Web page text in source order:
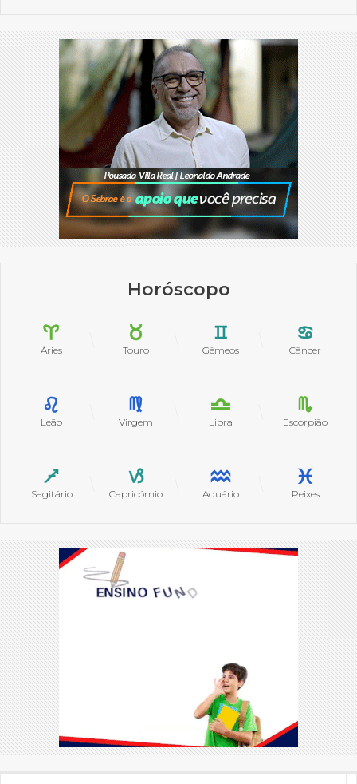
Horóscopo
Áries Touro Gêmeos Câncer
Leão Virgem Libra Escorpião
Sagitário Capricórnio Aquário Peixes